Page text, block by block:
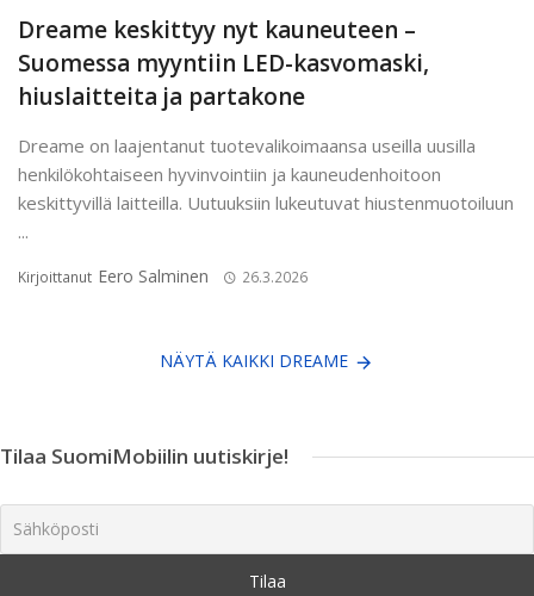
Dreame keskittyy nyt kauneuteen –
Suomessa myyntiin LED-kasvomaski,
hiuslaitteita ja partakone
Dreame on laajentanut tuotevalikoimaansa useilla uusilla
henkilökohtaiseen hyvinvointiin ja kauneudenhoitoon
keskittyvillä laitteilla. Uutuuksiin lukeutuvat hiustenmuotoiluun
...
Kirjoittanut Eero Salminen 26.3.2026
NÄYTÄ KAIKKI DREAME
Tilaa SuomiMobiilin uutiskirje!